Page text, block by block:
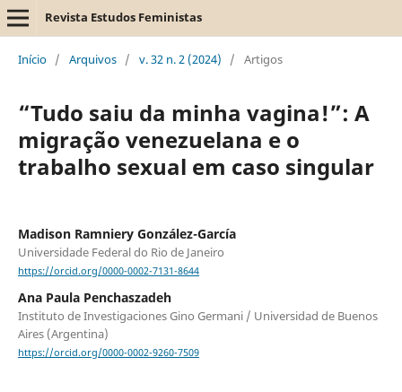
Revista Estudos Feministas
Início / Arquivos / v. 32 n. 2 (2024) / Artigos
“Tudo saiu da minha vagina!”: A
migração venezuelana e o
trabalho sexual em caso singular
Madison Ramniery González-García
Universidade Federal do Rio de Janeiro
https://orcid.org/0000-0002-7131-8644
Ana Paula Penchaszadeh
Instituto de Investigaciones Gino Germani / Universidad de Buenos
Aires (Argentina)
https://orcid.org/0000-0002-9260-7509